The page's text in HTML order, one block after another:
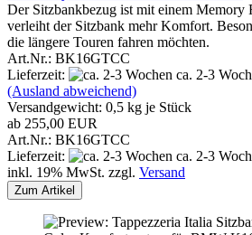
Der Sitzbankbezug ist mit einem Memory
verleiht der Sitzbank mehr Komfort.
die längere Touren fahren möchten.
Art.Nr.: BK16GTCC
Lieferzeit:
ca. 2-3
(Ausland abweichend)
Versandgewicht: 0,5 kg je Stück
ab 255,00 EUR
Art.Nr.: BK16GTCC
Lieferzeit:
ca. 2-3
inkl. 19% MwSt. zzgl. Versand
Zum Artikel